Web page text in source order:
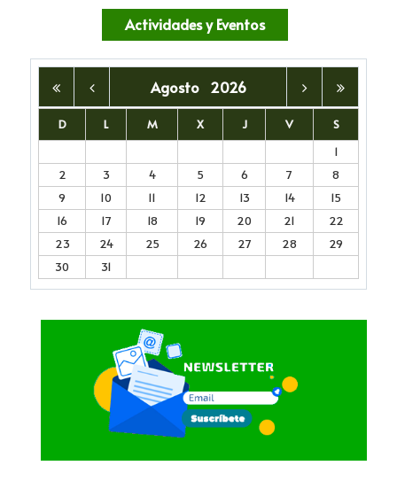
Actividades y Eventos
Agosto 2026
D L M X J V
S
1
2
3 4 5 6 7
8
9
10 11 12 13 14
15
16
17 18 19 20 21
22
23
24 25 26 27 28
29
30
31